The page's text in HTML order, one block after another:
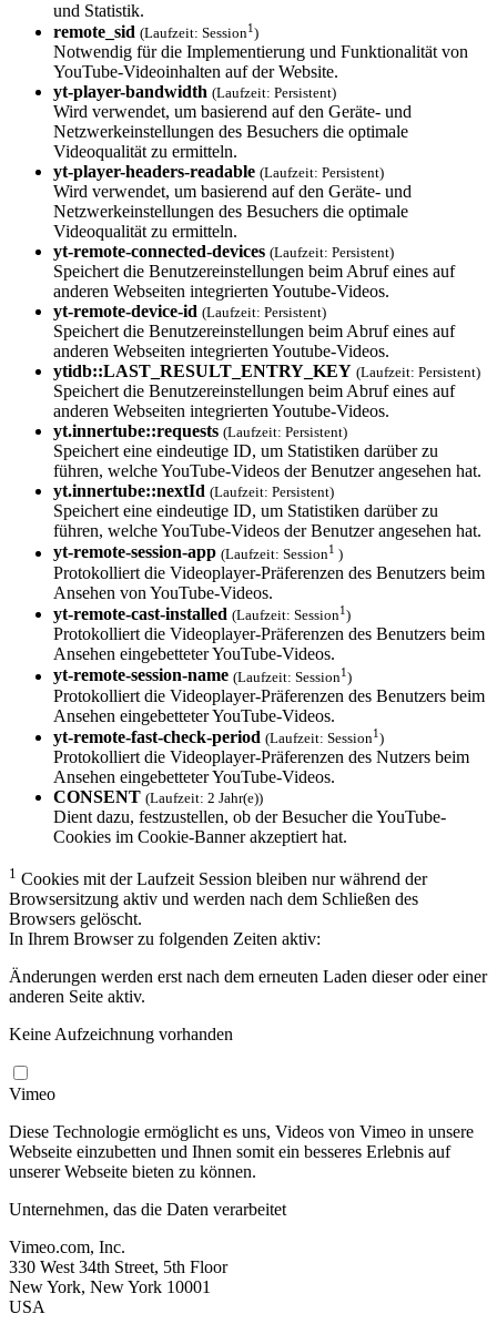
und Statistik.
remote_sid (Laufzeit: Session1)
Notwendig für die Implementierung und Funktionalität von
YouTube-Videoinhalten auf der Website.
yt-player-bandw­idth (Laufzeit: Persistent)
Wird verwendet, um basierend auf den Geräte- und
Netzwerkeinstellungen des Besuchers die optimale
Videoqualität zu ermitteln.
yt-player-heade­rs-readable (Laufzeit: Persistent)
Wird verwendet, um basierend auf den Geräte- und
Netzwerkeinstellungen des Besuchers die optimale
Videoqualität zu ermitteln.
yt-remote-conne­cted-devices (Laufzeit: Persistent)
Speichert die Benutzereinstellungen beim Abruf eines auf
anderen Webseiten integrierten Youtube-Videos.
yt-remote-devic­e-id (Laufzeit: Persistent)
Speichert die Benutzereinstellungen beim Abruf eines auf
anderen Webseiten integrierten Youtube-Videos.
ytidb::LAST_RES­ULT_ENTRY_KEY (Laufzeit: Persistent)
Speichert die Benutzereinstellungen beim Abruf eines auf
anderen Webseiten integrierten Youtube-Videos.
yt.innertube::requests (Laufzeit: Persistent)
Speichert eine eindeutige ID, um Statistiken darüber zu
führen, welche YouTube-Videos der Benutzer angesehen hat.
yt.innertube::nextId (Laufzeit: Persistent)
Speichert eine eindeutige ID, um Statistiken darüber zu
führen, welche YouTube-Videos der Benutzer angesehen hat.
yt-remote-session-app (Laufzeit: Session1 )
Protokolliert die Videoplayer-Präferenzen des Benutzers beim
Ansehen von YouTube-Videos.
yt-remote-cast-installed (Laufzeit: Session1)
Protokolliert die Videoplayer-Präferenzen des Benutzers beim
Ansehen eingebetteter YouTube-Videos.
yt-remote-session-name (Laufzeit: Session1)
Protokolliert die Videoplayer-Präferenzen des Benutzers beim
Ansehen eingebetteter YouTube-Videos.
yt-remote-fast-check-period (Laufzeit: Session1)
Protokolliert die Videoplayer-Präferenzen des Nutzers beim
Ansehen eingebetteter YouTube-Videos.
CONSENT (Laufzeit: 2 Jahr(e))
Dient dazu, festzustellen, ob der Besucher die YouTube-
Cookies im Cookie-Banner akzeptiert hat.
1 Cookies mit der Laufzeit Session bleiben nur während der
Browsersitzung aktiv und werden nach dem Schließen des
Browsers gelöscht.
In Ihrem Browser zu folgenden Zeiten aktiv:
Änderungen werden erst nach dem erneuten Laden dieser oder einer
anderen Seite aktiv.
Keine Aufzeichnung vorhanden
Vimeo
Diese Technologie ermöglicht es uns, Videos von Vimeo in unsere
Webseite einzubetten und Ihnen somit ein besseres Erlebnis auf
unserer Webseite bieten zu können.
Unternehmen, das die Daten verarbeitet
Vimeo.com, Inc.
330 West 34th Street, 5th Floor
New York, New York 10001
USA